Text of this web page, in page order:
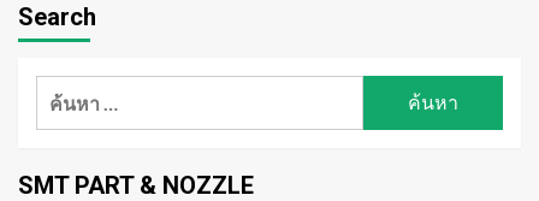
Search
ค้นหา
SMT PART & NOZZLE